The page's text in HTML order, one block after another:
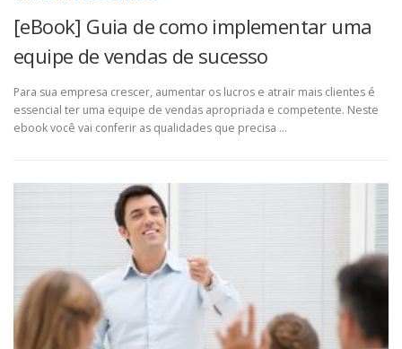
[eBook] Guia de como implementar uma
equipe de vendas de sucesso
Para sua empresa crescer, aumentar os lucros e atrair mais clientes é
essencial ter uma equipe de vendas apropriada e competente. Neste
ebook você vai conferir as qualidades que precisa …